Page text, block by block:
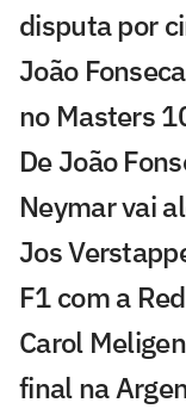
disputa por
João
no Masters
De João
Neymar vai
Jos
F1 com a
Carol
final na